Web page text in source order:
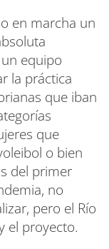
en marcha un
equipo
la práctica
que iban
que
o bien
del primer
no
pero el Río
el proyecto.